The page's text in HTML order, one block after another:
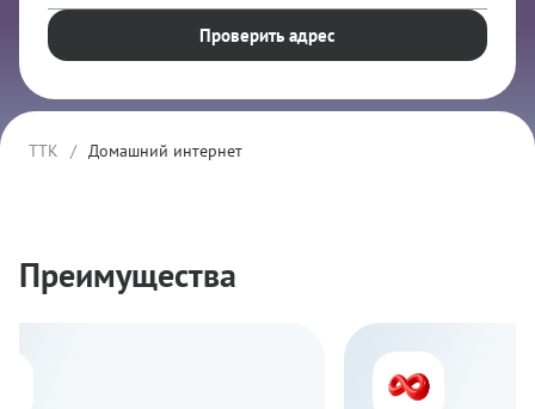
Проверить адрес
ТТК / Домашний интернет
Преимущества